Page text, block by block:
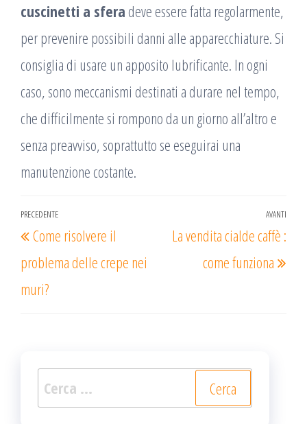
cuscinetti a sfera deve essere fatta regolarmente,
per prevenire possibili danni alle apparecchiature. Si
consiglia di usare un apposito lubrificante. In ogni
caso, sono meccanismi destinati a durare nel tempo,
che difficilmente si rompono da un giorno all’altro e
senza preavviso, soprattutto se eseguirai una
manutenzione costante.
Navigazione
articoli
Articolo
precedente
PRECEDENTE
Come risolvere il
problema delle crepe nei
muri?
AVANTI
La vendita cialde caffè :
come funziona
Ricerca
per: